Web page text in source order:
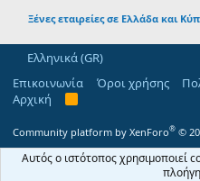
Ξένες εταιρείες σε Ελλάδα και
Ελληνικά (GR)
Επικοινωνία
Όροι χρήσης
Αρχική
R
Community platform by XenForo® ©
Αυτός ο ιστότοπος χρησιμοποιεί